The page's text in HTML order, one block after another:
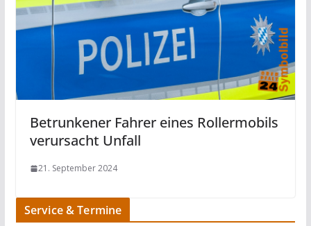
Betrunkener Fahrer eines Rollermobils
verursacht Unfall
21. September 2024
Service & Termine